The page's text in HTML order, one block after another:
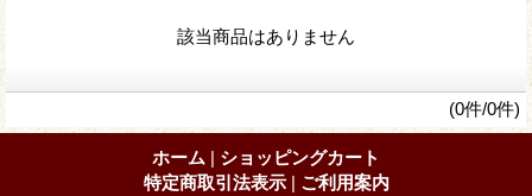
該当商品はありません
(0件/0件)
ホーム | ショッピングカート
特定商取引法表示 | ご利用案内